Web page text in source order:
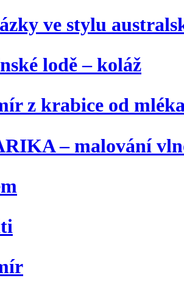
ve stylu
lodě – koláž
z krabice od
– malování